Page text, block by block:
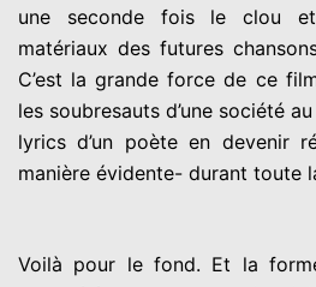
une seconde fois le clou
matériaux des futures
C’est la grande force de ce
les soubresauts d’une société
lyrics d’un poète en devenir
manière évidente- durant toute
Voilà pour le fond. Et la